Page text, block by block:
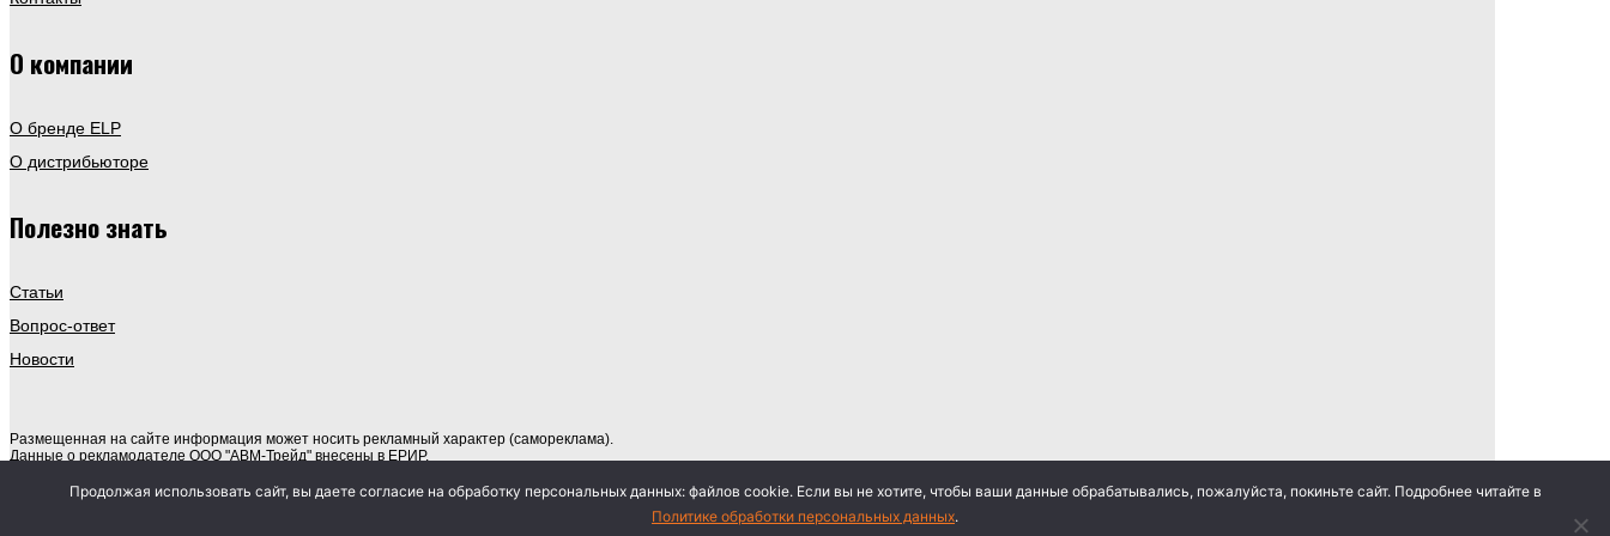
О компании
О бренде ELP
О дистрибьюторе
Полезно знать
Статьи
Вопрос-ответ
Новости
Размещенная на сайте информация может носить рекламный характер (самореклама).
Данные о рекламодателе ООО "АВМ-Трейд" внесены в ЕРИР.
Политика обработки персональных данных
Согласие на обработку персональных данных
Продолжая использовать сайт, вы даете согласие на обработку персональных данных: файлов cookie. Если вы не хотите, чтобы ваши данные обрабатывались, пожалуйста, покиньте сайт. Подробнее читайте в
Политике обработки персональных данных.